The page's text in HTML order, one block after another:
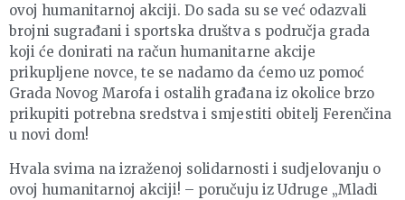
ovoj humanitarnoj akciji. Do sada su se već odazvali
brojni sugrađani i sportska društva s područja grada
koji će donirati na račun humanitarne akcije
prikupljene novce, te se nadamo da ćemo uz pomoć
Grada Novog Marofa i ostalih građana iz okolice brzo
prikupiti potrebna sredstva i smjestiti obitelj Ferenčina
u novi dom!
Hvala svima na izraženoj solidarnosti i sudjelovanju o
ovoj humanitarnoj akciji! – poručuju iz Udruge „Mladi